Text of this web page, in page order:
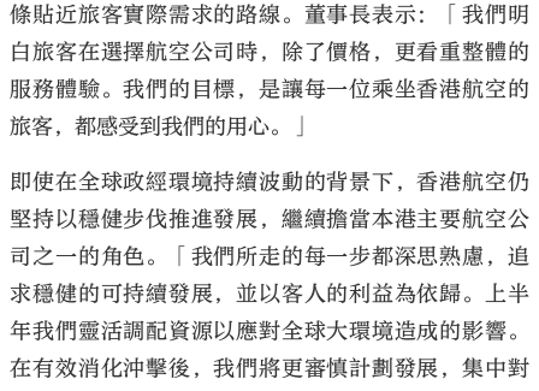
條貼近旅客實際需求的路線。董事長表示：「我們明
白旅客在選擇航空公司時，除了價格，更看重整體的
服務體驗。我們的目標，是讓每一位乘坐香港航空的
旅客，都感受到我們的用心。」
即使在全球政經環境持續波動的背景下，香港航空仍
堅持以穩健步伐推進發展，繼續擔當本港主要航空公
司之一的角色。「我們所走的每一步都深思熟慮，追
求穩健的可持續發展，並以客人的利益為依歸。上半
年我們靈活調配資源以應對全球大環境造成的影響。
在有效消化沖擊後，我們將更審慎計劃發展，集中對